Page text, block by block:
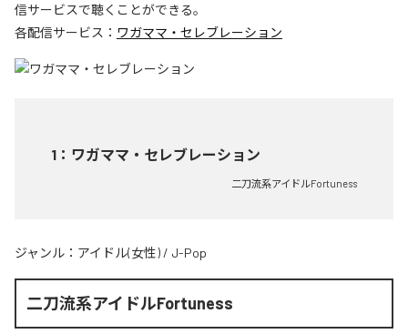
信サービスで聴くことができる。
各配信サービス： ワガママ・セレブレーション
1 ： ワガママ・セレブレーション
二刀流系アイドルFortuness
ジャンル： アイドル(女性) / J-Pop
二刀流系アイドルFortuness